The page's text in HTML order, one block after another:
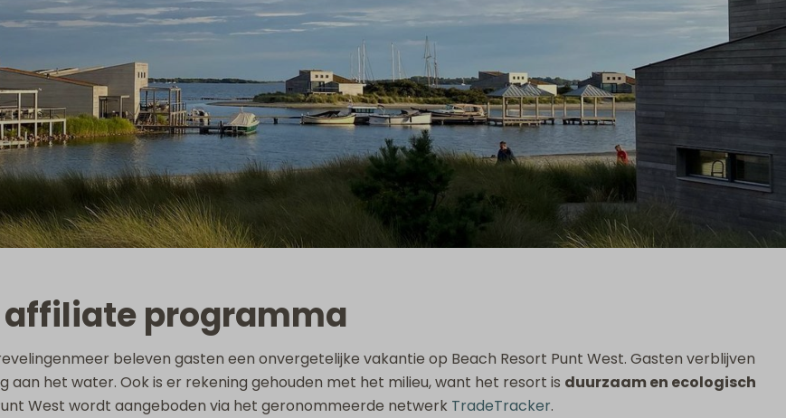
affiliate programma
beleven gasten een onvergetelijke vakantie op Beach Resort Punt West. Gasten verblijven
aan het water. Ook is er rekening gehouden met het milieu, want het resort is duurzaam en ecologisch
West wordt aangeboden via het geronommeerde netwerk TradeTracker.